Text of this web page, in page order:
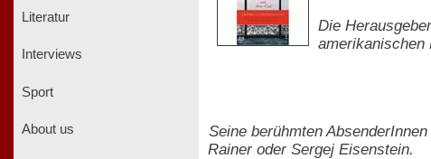
Literatur
Interviews
Sport
About us
Die
amerikanischen
Seine berühmten
Rainer oder Sergej Eisenstein.